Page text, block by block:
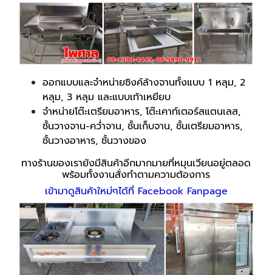
ออกแบบและจำหน่ายซิงค์ล้างจานทั้งแบบ 1 หลุม, 2
หลุม, 3 หลุม และแบบเท้าเหยียบ
จำหน่ายโต๊ะเตรียมอาหาร, โต๊ะเคาท์เตอร์สแตนเลส,
ชั้นวางจาน-คว่ำจาน, ชั้นเก็บจาน, ชั้นเตรียมอาหาร,
ชั้นวางอาหาร, ชั้นวางของ
ทางร้านของเรายังมีสินค้าอีกมากมายที่หมุนเวียนอยู่ตลอด
พร้อมทั้งงานสั่งทำตามความต้องการ
เข้ามาดูสินค้าใหม่ๆได้ที่ Facebook Fanpage